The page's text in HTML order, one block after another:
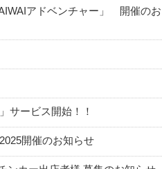
アドベンチャー」 開催のお
サービス開始！！
開催のお知らせ